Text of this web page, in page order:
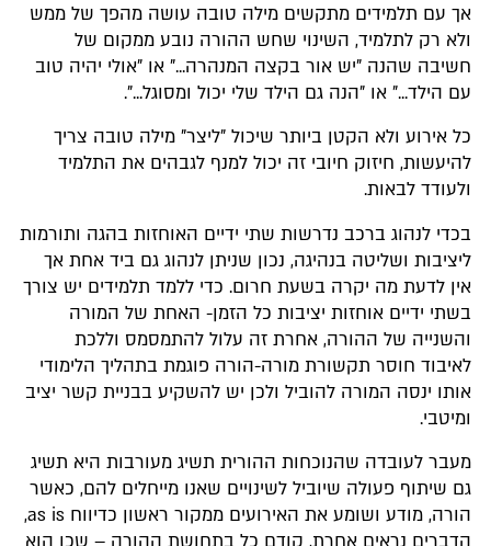
אך עם תלמידים מתקשים מילה טובה עושה מהפך של ממש
ולא רק לתלמיד, השינוי שחש ההורה נובע ממקום של
חשיבה שהנה "יש אור בקצה המנהרה..." או "אולי יהיה טוב
עם הילד..." או "הנה גם הילד שלי יכול ומסוגל...".
כל אירוע ולא הקטן ביותר שיכול "ליצר" מילה טובה צריך
להיעשות, חיזוק חיובי זה יכול למנף לגבהים את התלמיד
ולעודד לבאות.
בכדי לנהוג ברכב נדרשות שתי ידיים האוחזות בהגה ותורמות
ליציבות ושליטה בנהיגה, נכון שניתן לנהוג גם ביד אחת אך
אין לדעת מה יקרה בשעת חרום. כדי ללמד תלמידים יש צורך
בשתי ידיים אוחזות יציבות כל הזמן- האחת של המורה
והשנייה של ההורה, אחרת זה עלול להתמסמס וללכת
לאיבוד חוסר תקשורת מורה-הורה פוגמת בתהליך הלימודי
אותו ינסה המורה להוביל ולכן יש להשקיע בבניית קשר יציב
ומיטבי.
מעבר לעובדה שהנוכחות ההורית תשיג מעורבות היא תשיג
גם שיתוף פעולה שיוביל לשינויים שאנו מייחלים להם, כאשר
הורה, מודע ושומע את האירועים ממקור ראשון כדיווח as is,